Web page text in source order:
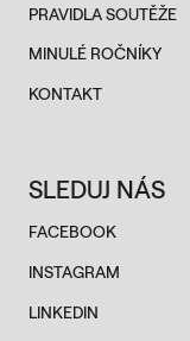
PRAVIDLA SOUTĚŽE
MINULÉ ROČNÍKY
KONTAKT
SLEDUJ NÁS
FACEBOOK
INSTAGRAM
LINKEDIN